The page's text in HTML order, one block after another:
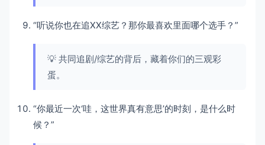
“听说你也在追XX综艺？那你最喜欢里面哪个选手？”
💡 共同追剧/综艺的背后，藏着你们的三观彩
蛋。
“你最近一次‘哇，这世界真有意思’的时刻，是什么时
候？”